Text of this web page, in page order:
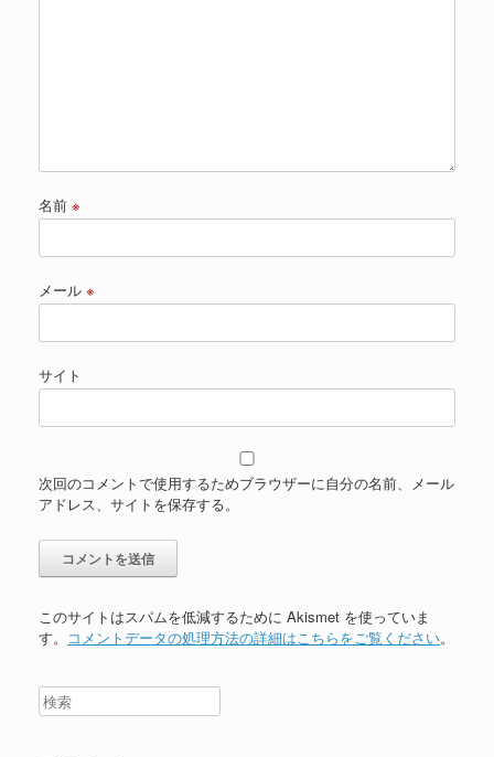
名前 ※
メール ※
サイト
次回のコメントで使用するためブラウザーに自分の名前、メール
アドレス、サイトを保存する。
このサイトはスパムを低減するために Akismet を使っていま
す。 コメントデータの処理方法の詳細はこちらをご覧ください。